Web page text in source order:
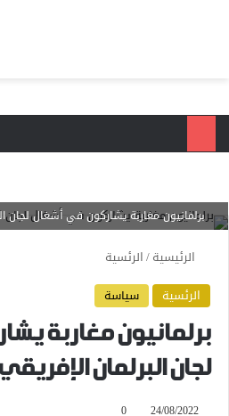
برلمانيون مغاربة يشاركون في أشغال لجان
الرئيسية/الرئسية
الرئسية
سياسة
برلمانيون مغاربة
لجان البرلمان
24/08/2022
0